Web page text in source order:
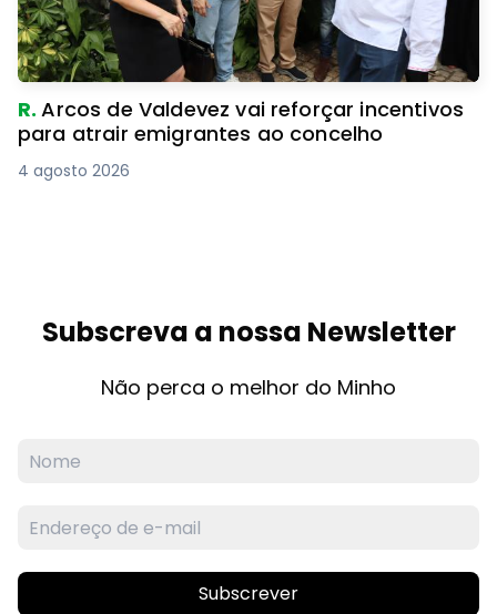
R.Arcos de Valdevez vai reforçar incentivos
para atrair emigrantes ao concelho
4 agosto 2026
Subscreva a nossa Newsletter
Não perca o melhor do Minho
Subscrever